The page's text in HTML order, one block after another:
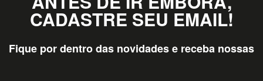
CADASTRE SEU EMAIL!
Fique por dentro das novidades e receba nossas